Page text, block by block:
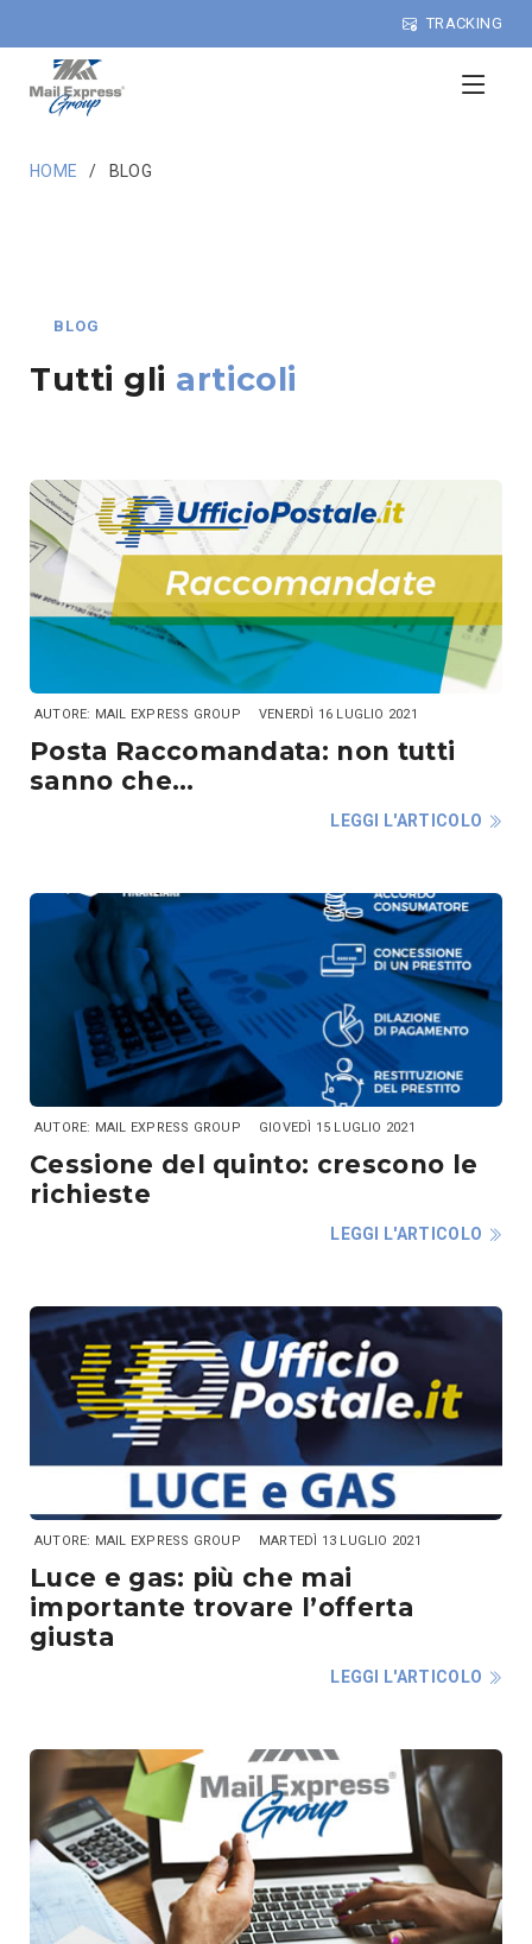
TRACKING
HOME BLOG
BLOG
Tutti gli articoli
AUTORE: MAIL EXPRESS GROUP VENERDÌ 16 LUGLIO 2021
Posta Raccomandata: non tutti
sanno che…
LEGGI L'ARTICOLO
AUTORE: MAIL EXPRESS GROUP GIOVEDÌ 15 LUGLIO 2021
Cessione del quinto: crescono le
richieste
LEGGI L'ARTICOLO
AUTORE: MAIL EXPRESS GROUP MARTEDÌ 13 LUGLIO 2021
Luce e gas: più che mai
importante trovare l’offerta
giusta
LEGGI L'ARTICOLO